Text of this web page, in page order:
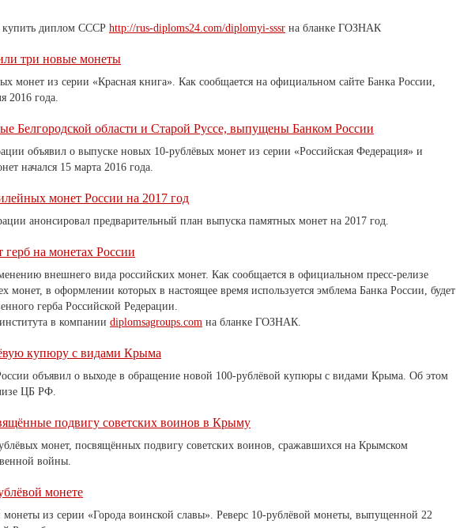
купить диплом СССР http://rus-diploms24.com/diplomyi-sssr на бланке ГОЗНАК
три новые монеты
монет из серии «Красная книга». Как сообщается на официальном сайте Банка России,
2016 года.
Белгородской области и Старой Руссе, выпущены Банком России
объявил о выпуске новых 10-рублёвых монет из серии «Российская Федерация» и
начался 15 марта 2016 года.
монет России на 2017 год
анонсировал предварительный план выпуска памятных монет на 2017 год.
на монетах России
внешнего вида российских монет. Как сообщается в официальном пресс-релизе
монет, в оформлении которых в настоящее время используется эмблема Банка России, будет
герба Российской Pедерации.
в компании diplomsagroups.com на бланке ГОЗНАК.
купюру с видами Крыма
объявил о выходе в обращение новой 100-рублёвой купюры с видами Крыма. Об этом
ЦБ РФ.
подвигу советских воинов в Крыму
монет, посвящённых подвигу советских воинов, сражавшихся на Крымском
войны.
монете
из серии «Города воинской славы». Реверс 10-рублёвой монеты, выпущенной 22